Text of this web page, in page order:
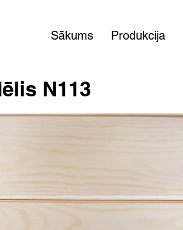
Sākums Produkcija
N113